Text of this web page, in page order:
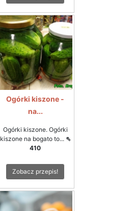
Ogórki kiszone -
na...
Ogórki kiszone. Ogórki
kiszone na bogato to... ⇖
410
Zobacz przepis!